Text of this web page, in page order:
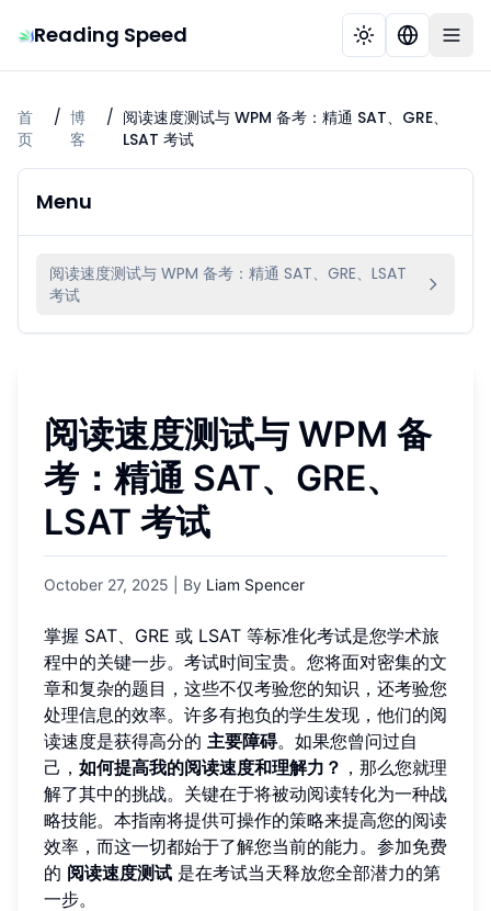
Reading Speed
首
页
/ 博
客
/ 阅读速度测试与 WPM 备考：精通 SAT、GRE、
LSAT 考试
Menu
阅读速度测试与 WPM 备考：精通 SAT、GRE、LSAT
考试
阅读速度测试与 WPM 备
考：精通 SAT、GRE、
LSAT 考试
October 27, 2025 | By Liam Spencer
掌握 SAT、GRE 或 LSAT 等标准化考试是您学术旅
程中的关键一步。考试时间宝贵。您将面对密集的文
章和复杂的题目，这些不仅考验您的知识，还考验您
处理信息的效率。许多有抱负的学生发现，他们的阅
读速度是获得高分的 主要障碍。如果您曾问过自
己， 如何提高我的阅读速度和理解力？ ，那么您就理
解了其中的挑战。关键在于将被动阅读转化为一种战
略技能。本指南将提供可操作的策略来提高您的阅读
效率，而这一切都始于了解您当前的能力。参加免费
的 阅读速度测试 是在考试当天释放您全部潜力的第
一步。